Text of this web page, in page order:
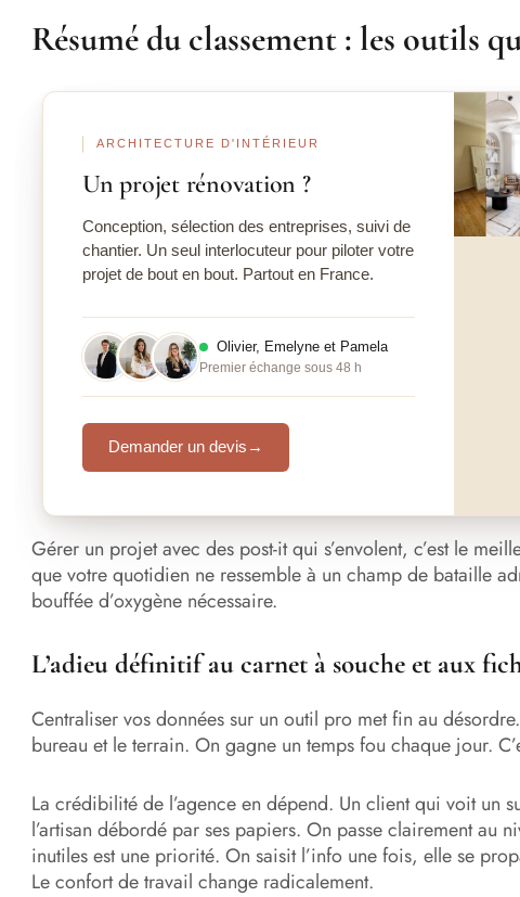
Résumé du classement : les outils
ARCHITECTURE D'INTÉRIEUR
Un projet rénovation ?
Conception, sélection des entreprises, suivi de
chantier. Un seul interlocuteur pour piloter votre
projet de bout en bout. Partout en France.
Olivier, Emelyne et Pamela
Premier échange sous 48 h
Demander un devis →
Avant
Gérer un projet avec des post-it qui s’envolent, c’est le
que votre quotidien ne ressemble à un champ de bataille
bouffée d’oxygène nécessaire.
L’adieu définitif au carnet à souche et aux
Centraliser vos données sur un outil pro met fin au
bureau et le terrain. On gagne un temps fou chaque jour.
La crédibilité de l’agence en dépend. Un client qui voit un
l’artisan débordé par ses papiers. On passe clairement au
inutiles est une priorité. On saisit l’info une fois, elle se
Le confort de travail change radicalement.